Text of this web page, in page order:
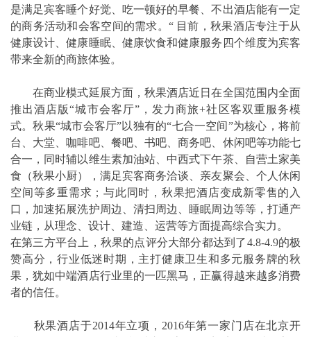
是满足宾客睡个好觉、吃一顿好的早餐、不出酒店能有一定
的商务活动和会客空间的需求。“ 目前，秋果酒店专注于从
健康设计、健康睡眠、健康饮食和健康服务四个维度为宾客
带来全新的商旅体验。
在商业模式延展方面，秋果酒店近日在全国范围内全面
推出酒店版“城市会客厅”，发力商旅+社区客双重服务模
式。秋果“城市会客厅”以独有的“七合一空间”为核心，将前
台、大堂、咖啡吧、餐吧、书吧、商务吧、休闲吧等功能七
合一，同时辅以维生素加油站、中西式下午茶、自营土家美
食（秋果小厨），满足宾客商务洽谈、亲友聚会、个人休闲
空间等多重需求；与此同时，秋果把酒店变成新零售的入
口，加速拓展洗护周边、清扫周边、睡眠周边等等，打通产
业链，从理念、设计、建造、运营等方面提高综合实力。
在第三方平台上，秋果的点评分大部分都达到了4.8-4.9的极
赞高分，行业低迷时期，主打健康卫生和多元服务牌的秋
果，犹如中端酒店行业里的一匹黑马，正赢得越来越多消费
者的信任。
秋果酒店于2014年立项，2016年第一家门店在北京开